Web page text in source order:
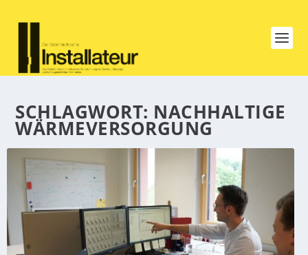
SCHLAGWORT: NACHHALTIGE
WÄRMEVERSORGUNG